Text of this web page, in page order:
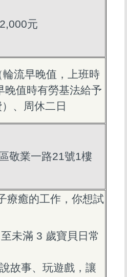
元
流早晚值，上班時
晚值時有勞基法給予
、周休二日
敬業一路21號1樓
療癒的工作，你想試
未滿 3 歲寶貝日常
故事、玩遊戲，讓